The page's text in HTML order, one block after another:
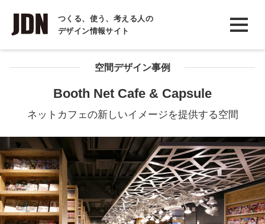
つくる、使う、考える人の
デザイン情報サイト
INTERVIEW
インタビュー
REPORT
COLUMN
空間デザイン事例
Booth Net Cafe & Capsule
ネットカフェの新しいイメージを提供する空間